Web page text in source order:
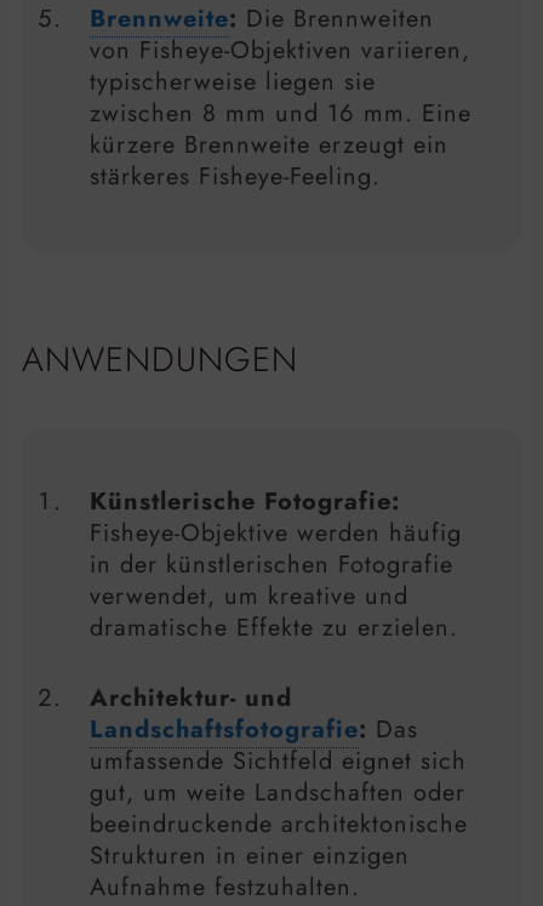
Brennweite: Die Brennweiten
von Fisheye-Objektiven variieren,
typischerweise liegen sie
zwischen 8 mm und 16 mm. Eine
kürzere Brennweite erzeugt ein
stärkeres Fisheye-Feeling.
ANWENDUNGEN
Künstlerische Fotografie:
Fisheye-Objektive werden häufig
in der künstlerischen Fotografie
verwendet, um kreative und
dramatische Effekte zu erzielen.
Architektur- und
Landschaftsfotografie: Das
umfassende Sichtfeld eignet sich
gut, um weite Landschaften oder
beeindruckende architektonische
Strukturen in einer einzigen
Aufnahme festzuhalten.